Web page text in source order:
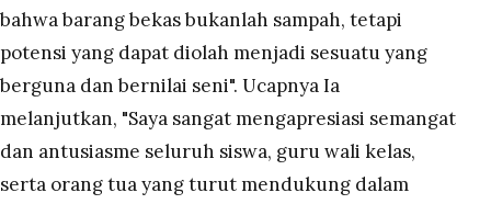
bahwa barang bekas bukanlah sampah, tetapi
potensi yang dapat diolah menjadi sesuatu yang
berguna dan bernilai seni". Ucapnya Ia
melanjutkan, "Saya sangat mengapresiasi semangat
dan antusiasme seluruh siswa, guru wali kelas,
serta orang tua yang turut mendukung dalam